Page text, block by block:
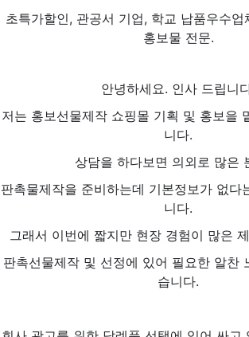
초특가할인, 관공서 기업, 학교 납품우수업
홍보물 전문.
안녕하세요. 인사 드립니
저는 홍보선물제작 쇼핑몰 기획 및 홍보을
니다.
상담을 하다보면 의외로 많은
판촉물제작을 준비하는데 기본정보가 없다
니다.
그래서 이번에 짧지만 현장 경험이 많은
판촉선물제작 및 선정에 있어 필요한 알찬
습니다.